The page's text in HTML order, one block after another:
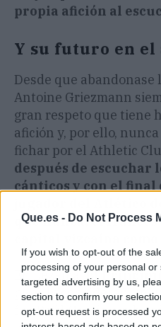
Que.es - Do Not Process
If you wish to opt-out of the
processing of your personal
targeted advertising by us,
section to confirm your
opt-out request is processed
propia afición al
Y su futuro en el
Desde que abandonase
Antoine Griezmann
gran respeto que tiene
afición y, por ello,
fichar por el Athletic
después de escuchar
cánticos y con el final
jugador del Atlético
que nunca, el
En Lezama 'El
pues lo consideran un
fue Raúl García, un